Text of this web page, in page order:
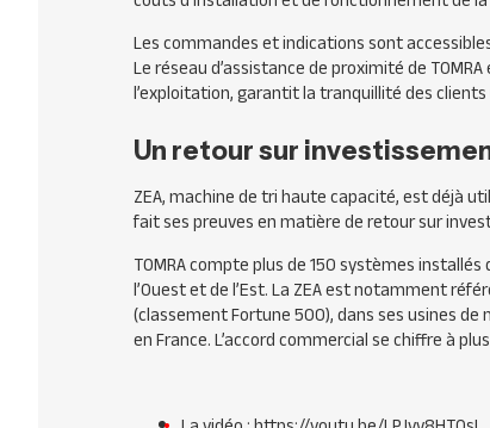
Les commandes et indications sont
Le réseau d’assistance de proximité de
l’exploitation, garantit la tranquillité des
Un retour sur
ZEA, machine de tri haute capacité, est déjà
fait ses preuves en matière de retour sur
TOMRA compte plus de 150 systèmes
l’Ouest et de l’Est. La ZEA est notamment
(classement Fortune 500), dans ses usines
en France. L’accord commercial se chiffre à